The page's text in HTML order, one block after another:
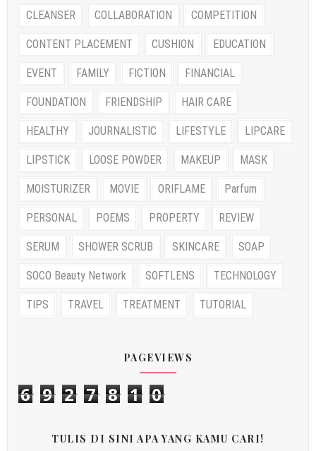
CLEANSER COLLABORATION COMPETITION
CONTENT PLACEMENT CUSHION EDUCATION
EVENT FAMILY FICTION FINANCIAL
FOUNDATION FRIENDSHIP HAIR CARE
HEALTHY JOURNALISTIC LIFESTYLE LIPCARE
LIPSTICK LOOSE POWDER MAKEUP MASK
MOISTURIZER MOVIE ORIFLAME Parfum
PERSONAL POEMS PROPERTY REVIEW
SERUM SHOWER SCRUB SKINCARE SOAP
SOCO Beauty Network SOFTLENS TECHNOLOGY
TIPS TRAVEL TREATMENT TUTORIAL
PAGEVIEWS
6 9 2 7 8 1 0
TULIS DI SINI APA YANG KAMU CARI!